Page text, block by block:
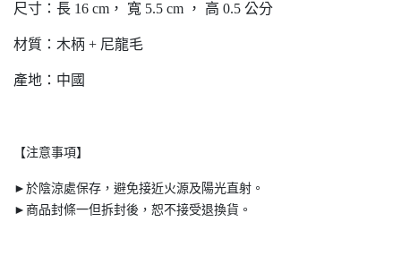
尺寸：長 16 cm， 寬 5.5 cm ， 高 0.5 公分
材質：木柄 + 尼龍毛
產地：中國
【注意事項】
►於陰涼處保存，避免接近火源及陽光直射。
►商品封條一但拆封後，恕不接受退換貨。